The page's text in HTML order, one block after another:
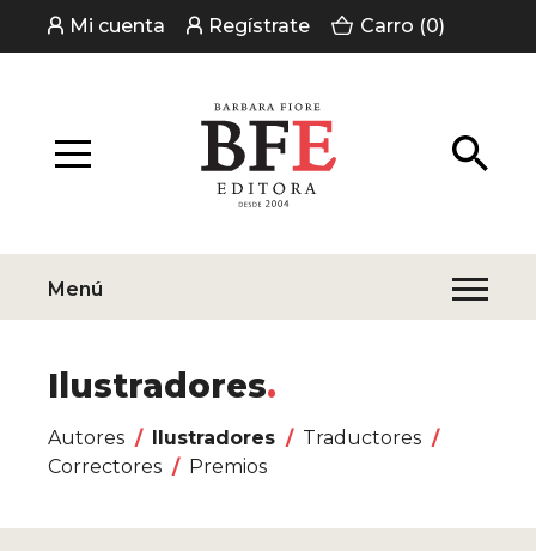
Mi cuenta Regístrate Carro (0)
Menú
Ilustradores
Autores Ilustradores
Traductores
Correctores
Premios